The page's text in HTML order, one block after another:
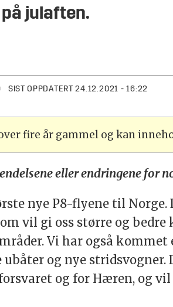
julaften.
SIST OPPDATERT 24.12.2021 - 16:22
fire år gammel og kan
eller endringene for
nye P8-flyene til Norge.
vil gi oss større og bedre
Vi har også
ubåter og nye stridsvogner.
og for Hæren, og